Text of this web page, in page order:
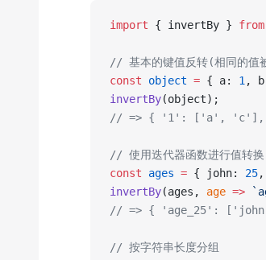
import { invertBy } from
// 基本的键值反转(相同的值
const object = { a: 1 ,
invertBy(object);
// => { '1': ['a',
// 使用迭代器函数进行值转换
const ages = { john: 25
invertBy(ages, age =>
// => { 'age_25':
// 按字符串长度分组